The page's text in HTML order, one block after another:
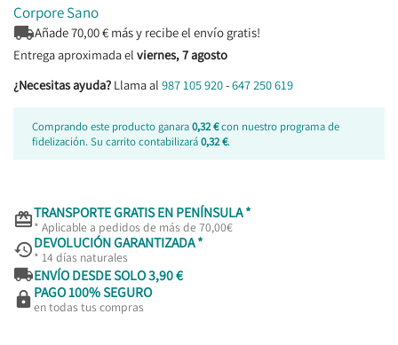
Corpore Sano
Añade70,00€ más y recibe el envío gratis!
Entrega aproximada el viernes, 7 agosto
¿Necesitas ayuda? Llama al 987 105 920-647 250 619
Comprando este producto ganara0,32 €con nuestro programa de
fidelización. Su carrito contabilizará0,32 €.
TRANSPORTE GRATIS EN PENÍNSULA *
* Aplicable a pedidos de más de 70,00€
DEVOLUCIÓN GARANTIZADA *
* 14 días naturales
ENVÍO DESDE SOLO 3,90 €
 PAGO 100% SEGURO
en todas tus compras